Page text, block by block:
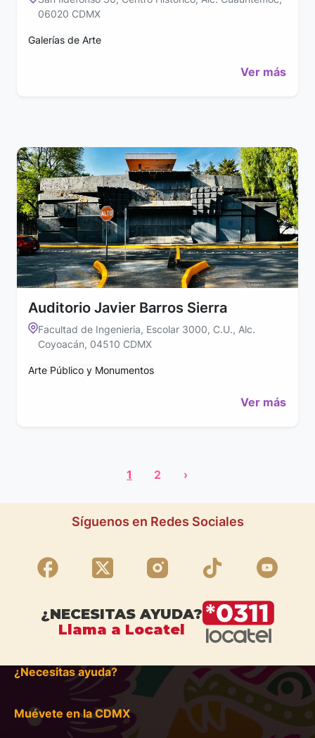
06020 CDMX
Galerías de Arte
Ver más
Auditorio Javier Barros Sierra
Facultad de Ingenieria, Escolar 3000, C.U., Alc.
Coyoacán, 04510 CDMX
Arte Público y Monumentos
Ver más
1 2 ›
Síguenos en Redes Sociales
¿NECESITAS AYUDA?
Llama a Locatel
¿Necesitas ayuda?
Muévete en la CDMX